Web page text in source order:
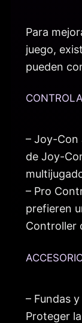
Para
juego,
pueden
– Joy-Con
de Joy-
– Pro
prefieren
Controller
– Fundas
Proteger